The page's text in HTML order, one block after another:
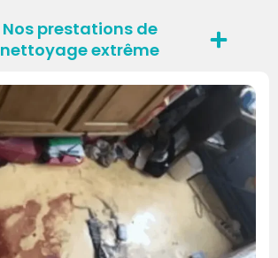
Nos prestations de
nettoyage extrême